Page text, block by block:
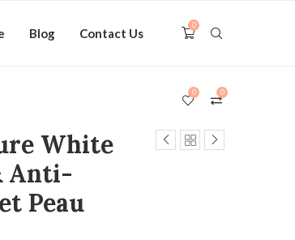
Blog Contact Us
0
0
0
White
Anti-
Peau